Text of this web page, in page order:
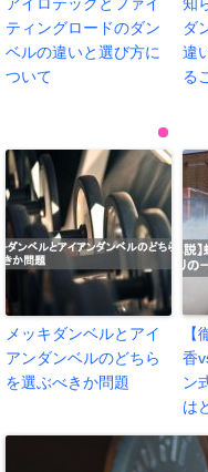
アイロテックとファイ
ティングロードのダン
ベルの違いと選び方に
ついて
知
ダ
違
る
メッキダンベルとアイ
アンダンベルのどちら
を選ぶべきか問題
香
ン
は